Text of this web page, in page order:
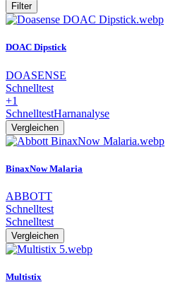
Filter
DOAC Dipstick
DOASENSE
Schnelltest
+1
SchnelltestHarnanalyse
Vergleichen
BinaxNow Malaria
ABBOTT
Schnelltest
Schnelltest
Vergleichen
Multistix